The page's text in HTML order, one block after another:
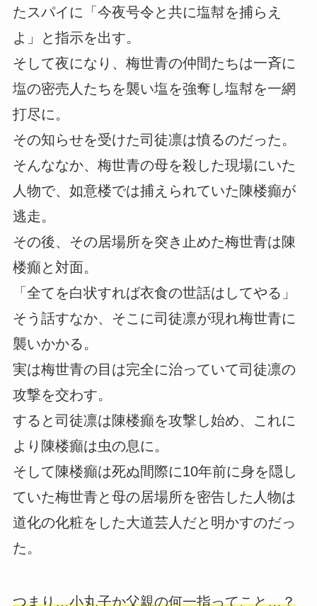
たスパイに「今夜号令と共に塩幇を捕らえ
よ」と指示を出す。
そして夜になり、梅世青の仲間たちは一斉に
塩の密売人たちを襲い塩を強奪し塩幇を一網
打尽に。
その知らせを受けた司徒凛は憤るのだった。
そんななか、梅世青の母を殺した現場にいた
人物で、如意楼では捕えられていた陳楼癲が
逃走。
その後、その居場所を突き止めた梅世青は陳
楼癲と対面。
「全てを白状すれば衣食の世話はしてやる」
そう話すなか、そこに司徒凛が現れ梅世青に
襲いかかる。
実は梅世青の目は完全に治っていて司徒凛の
攻撃を交わす。
すると司徒凛は陳楼癲を攻撃し始め、これに
より陳楼癲は虫の息に。
そして陳楼癲は死ぬ間際に10年前に身を隠し
ていた梅世青と母の居場所を密告した人物は
道化の化粧をした大道芸人だと明かすのだっ
た。
つまり…小丸子か父親の何一指ってこと…？